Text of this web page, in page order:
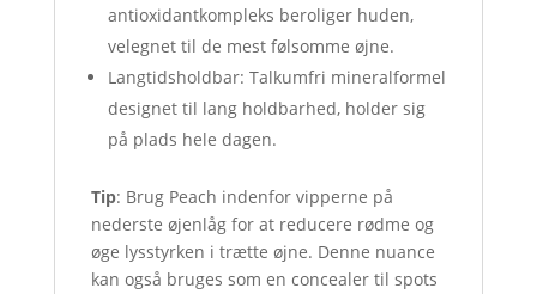
antioxidantkompleks beroliger huden,
velegnet til de mest følsomme øjne.
Langtidsholdbar: Talkumfri mineralformel
designet til lang holdbarhed, holder sig
på plads hele dagen.
Tip: Brug Peach indenfor vipperne på
nederste øjenlåg for at reducere rødme og
øge lysstyrken i trætte øjne. Denne nuance
kan også bruges som en concealer til spots